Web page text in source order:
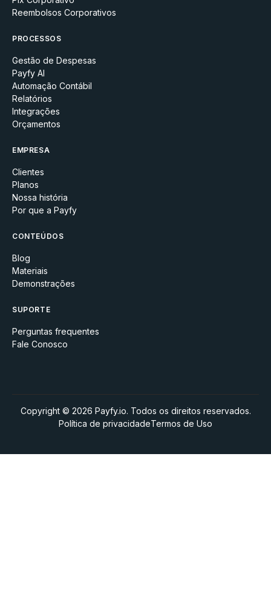
Reembolsos Corporativos
PROCESSOS
Gestão de Despesas
Payfy AI
Automação Contábil
Relatórios
Integrações
Orçamentos
EMPRESA
Clientes
Planos
Nossa história
Por que a Payfy
CONTEÚDOS
Blog
Materiais
Demonstrações
SUPORTE
Perguntas frequentes
Fale Conosco
Copyright © 2026 Payfy.io. Todos os direitos reservados.
Política de privacidadeTermos de Uso